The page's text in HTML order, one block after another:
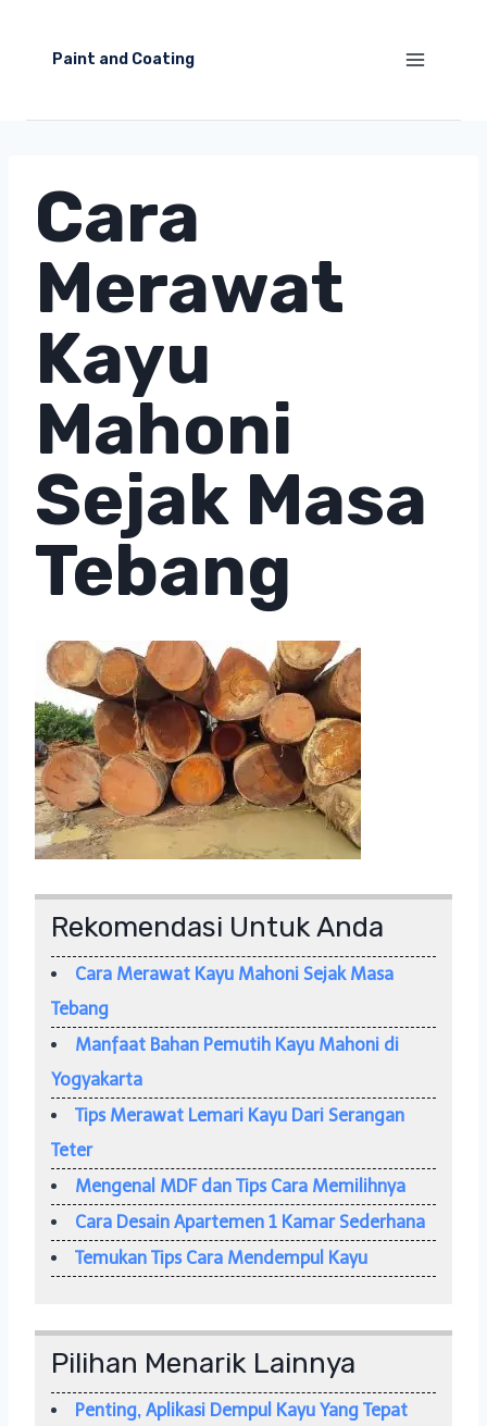
Paint and Coating
Cara
Merawat
Kayu
Mahoni
Sejak Masa
Tebang
Rekomendasi Untuk Anda
Cara Merawat Kayu Mahoni Sejak Masa
Tebang
Manfaat Bahan Pemutih Kayu Mahoni di
Yogyakarta
Tips Merawat Lemari Kayu Dari Serangan
Teter
Mengenal MDF dan Tips Cara Memilihnya
Cara Desain Apartemen 1 Kamar Sederhana
Temukan Tips Cara Mendempul Kayu
Pilihan Menarik Lainnya
Penting, Aplikasi Dempul Kayu Yang Tepat